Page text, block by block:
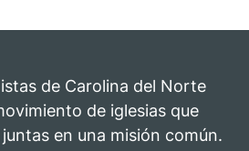
rodeo anual en
para el
ministerio
de Carolina del Norte
de iglesias que
en una misión común.